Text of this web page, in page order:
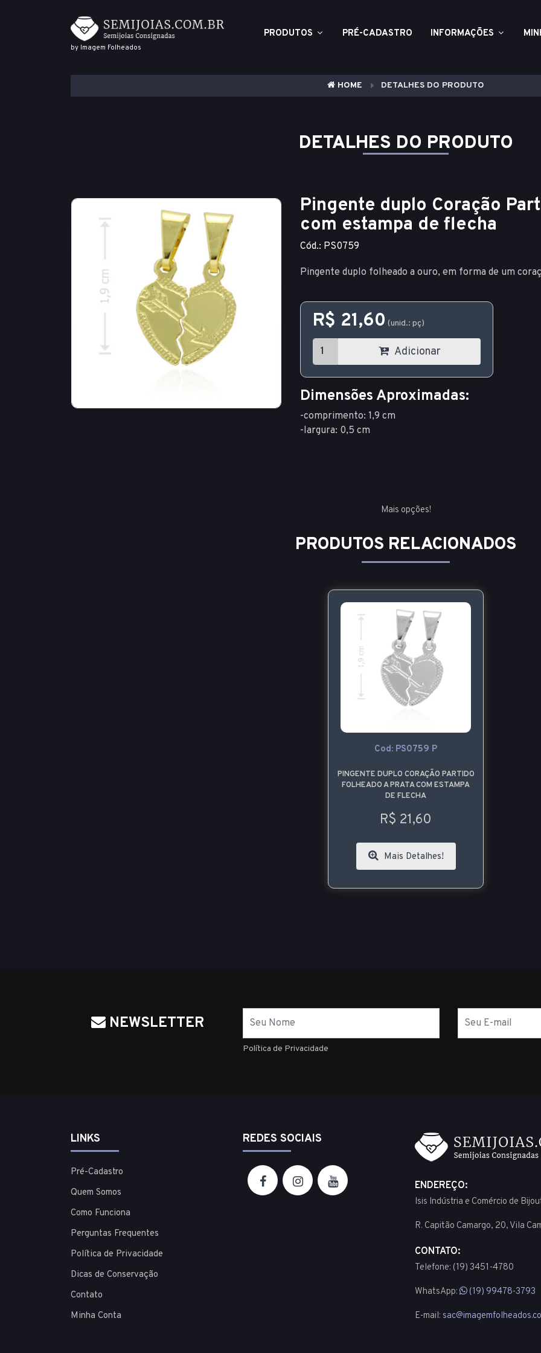
by Imagem Folheados
PRODUTOS PRÉ-CADASTRO INFORMAÇÕES
HOME DETALHES DO PRODUTO
DETALHES DO PRODUTO
Pingente duplo Coração
com estampa de flecha
Cód.: PS0759
Pingente duplo folheado a ouro, em forma de um
R$ 21,60 (unid.: pç)
Adicionar
Dimensões Aproximadas:
-comprimento: 1,9 cm
-largura: 0,5 cm
Mais opções!
PRODUTOS RELACIONADOS
Cod: PS0759 P
PINGENTE DUPLO CORAÇÃO PARTIDO
FOLHEADO A PRATA COM ESTAMPA
DE FLECHA
R$ 21,60
Mais Detalhes!
NEWSLETTER
mail
Política de Privacidade
LINKS
Pré-Cadastro
Quem Somos
Como Funciona
Perguntas Frequentes
Política de Privacidade
Dicas de Conservação
Contato
Minha Conta
REDES SOCIAIS
ENDEREÇO:
Isis Indústria e Comércio de
R. Capitão Camargo, 20, Vila
CONTATO:
Telefone: (19) 3451-4780
WhatsApp: (19) 99478-3793
E-mail: